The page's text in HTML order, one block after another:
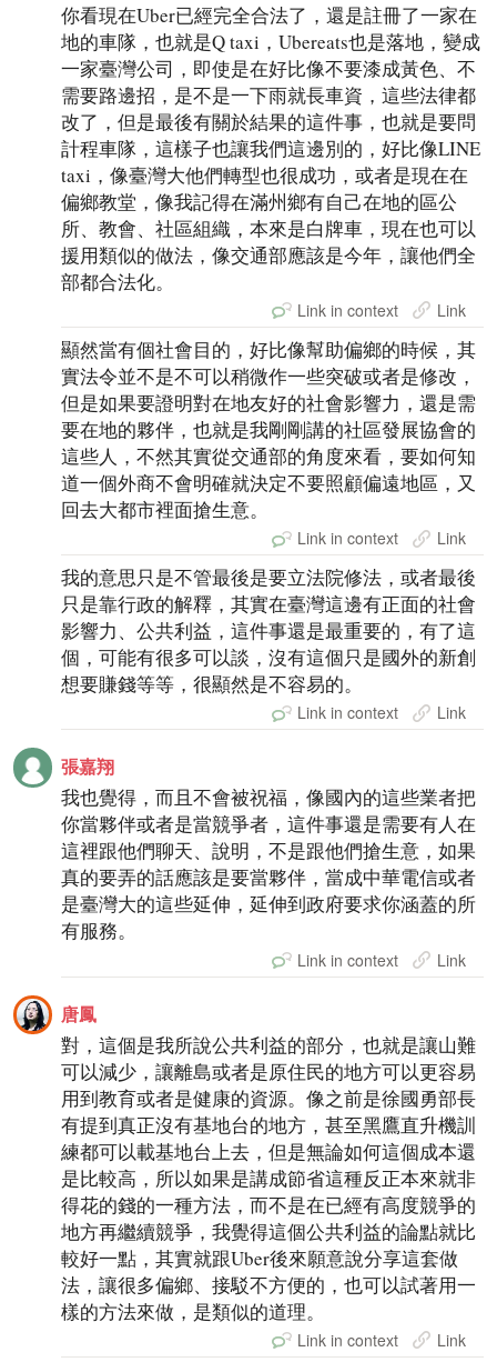
你看現在Uber已經完全合法了，還是註冊了一家在
地的車隊，也就是Q taxi，Ubereats也是落地，變成
一家臺灣公司，即使是在好比像不要漆成黃色、不
需要路邊招，是不是一下雨就長車資，這些法律都
改了，但是最後有關於結果的這件事，也就是要問
計程車隊，這樣子也讓我們這邊別的，好比像LINE
taxi，像臺灣大他們轉型也很成功，或者是現在在
偏鄉教堂，像我記得在滿州鄉有自己在地的區公
所、教會、社區組織，本來是白牌車，現在也可以
援用類似的做法，像交通部應該是今年，讓他們全
部都合法化。
Link in context Link
顯然當有個社會目的，好比像幫助偏鄉的時候，其
實法令並不是不可以稍微作一些突破或者是修改，
但是如果要證明對在地友好的社會影響力，還是需
要在地的夥伴，也就是我剛剛講的社區發展協會的
這些人，不然其實從交通部的角度來看，要如何知
道一個外商不會明確就決定不要照顧偏遠地區，又
回去大都市裡面搶生意。
Link in context Link
我的意思只是不管最後是要立法院修法，或者最後
只是靠行政的解釋，其實在臺灣這邊有正面的社會
影響力、公共利益，這件事還是最重要的，有了這
個，可能有很多可以談，沒有這個只是國外的新創
想要賺錢等等，很顯然是不容易的。
Link in context Link
張嘉翔
我也覺得，而且不會被祝福，像國內的這些業者把
你當夥伴或者是當競爭者，這件事還是需要有人在
這裡跟他們聊天、說明，不是跟他們搶生意，如果
真的要弄的話應該是要當夥伴，當成中華電信或者
是臺灣大的這些延伸，延伸到政府要求你涵蓋的所
有服務。
Link in context Link
唐鳳
對，這個是我所說公共利益的部分，也就是讓山難
可以減少，讓離島或者是原住民的地方可以更容易
用到教育或者是健康的資源。像之前是徐國勇部長
有提到真正沒有基地台的地方，甚至黑鷹直升機訓
練都可以載基地台上去，但是無論如何這個成本還
是比較高，所以如果是講成節省這種反正本來就非
得花的錢的一種方法，而不是在已經有高度競爭的
地方再繼續競爭，我覺得這個公共利益的論點就比
較好一點，其實就跟Uber後來願意說分享這套做
法，讓很多偏鄉、接駁不方便的，也可以試著用一
樣的方法來做，是類似的道理。
Link in context Link